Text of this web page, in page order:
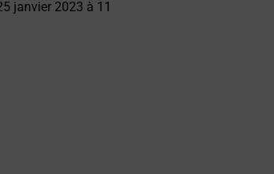
janvier 2023 à 11